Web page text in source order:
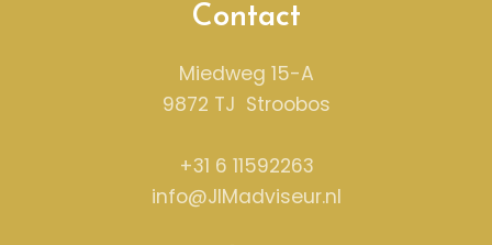
Contact
Miedweg 15-A
9872 TJ Stroobos
+31 6 11592263
info@JIMadviseur.nl